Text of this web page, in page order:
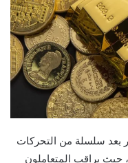
بعد سلسلة من التحركات
حيث يراقب المتعاملون